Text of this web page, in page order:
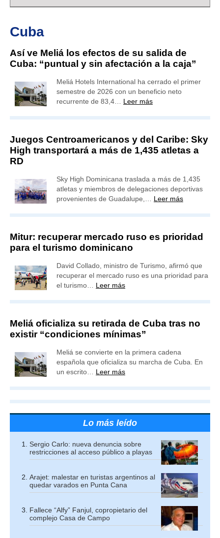
Cuba
Así ve Meliá los efectos de su salida de
Cuba: “puntual y sin afectación a la caja”
Meliá Hotels International ha cerrado el primer
semestre de 2026 con un beneficio neto
recurrente de 83,4… Leer más
Juegos Centroamericanos y del Caribe: Sky
High transportará a más de 1,435 atletas a
RD
Sky High Dominicana traslada a más de 1,435
atletas y miembros de delegaciones deportivas
provenientes de Guadalupe,… Leer más
Mitur: recuperar mercado ruso es prioridad
para el turismo dominicano
David Collado, ministro de Turismo, afirmó que
recuperar el mercado ruso es una prioridad para
el turismo… Leer más
Meliá oficializa su retirada de Cuba tras no
existir “condiciones mínimas”
Meliá se convierte en la primera cadena
española que oficializa su marcha de Cuba. En
un escrito… Leer más
Lo más leído
Sergio Carlo: nueva denuncia sobre
restricciones al acceso público a playas
Arajet: malestar en turistas argentinos al
quedar varados en Punta Cana
Fallece “Alfy” Fanjul, copropietario del
complejo Casa de Campo